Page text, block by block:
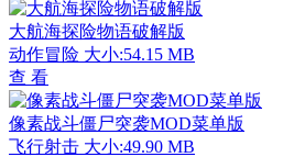
大航海探险物语破解版
动作冒险 大小:54.15 MB
查 看
像素战斗僵尸突袭MOD菜单版
飞行射击 大小:49.90 MB